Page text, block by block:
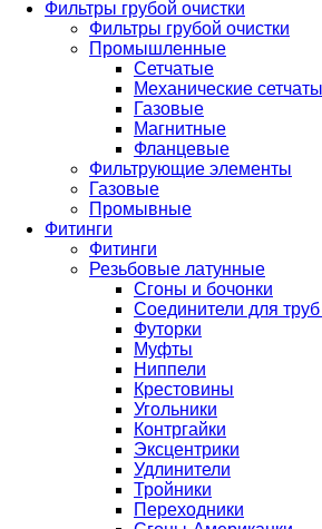
Фильтры грубой очистки
Фильтры грубой очистки
Промышленные
Сетчатые
Механические
Газовые
Магнитные
Фланцевые
Фильтрующие элементы
Газовые
Промывные
Фитинги
Фитинги
Резьбовые латунные
Сгоны и бочонки
Соединители для
Футорки
Муфты
Ниппели
Крестовины
Угольники
Контргайки
Эксцентрики
Удлинители
Тройники
Переходники